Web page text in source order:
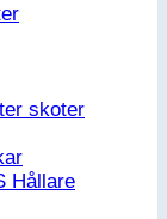
skoter
Hållare